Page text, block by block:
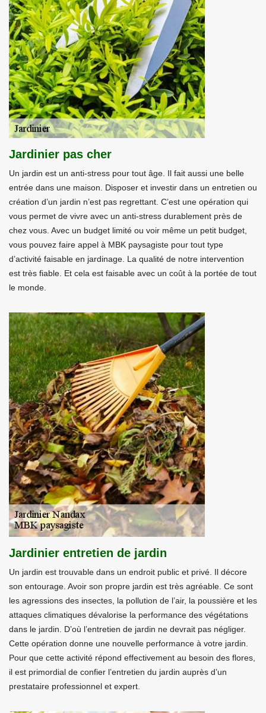
Jardinier pas cher
Un jardin est un anti-stress pour tout âge. Il fait aussi une belle
entrée dans une maison. Disposer et investir dans un entretien ou
création d’un jardin n’est pas regrettant. C’est une opération qui
vous permet de vivre avec un anti-stress durablement près de
chez vous. Avec un budget limité ou voir même un petit budget,
vous pouvez faire appel à MBK paysagiste pour tout type
d’activité faisable en jardinage. La qualité de notre intervention
est très fiable. Et cela est faisable avec un coût à la portée de tout
le monde.
Jardinier entretien de jardin
Un jardin est trouvable dans un endroit public et privé. Il décore
son entourage. Avoir son propre jardin est très agréable. Ce sont
les agressions des insectes, la pollution de l’air, la poussière et les
attaques climatiques dévalorise la performance des végétations
dans le jardin. D’où l’entretien de jardin ne devrait pas négliger.
Cette opération donne une nouvelle performance à votre jardin.
Pour que cette activité répond effectivement au besoin des flores,
il est primordial de confier l’entretien du jardin auprès d’un
prestataire professionnel et expert.